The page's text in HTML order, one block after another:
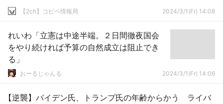
【2ch】コピペ情報局 2024/3/1(Fr) 14:08
れいわ「立憲は中途半端。２日間徹夜国会
をやり続ければ予算の自然成立は阻止でき
る」
おーるじゃんる 2024/3/1(Fr) 14:06
【逆襲】バイデン氏、トランプ氏の年齢からかう ライバ